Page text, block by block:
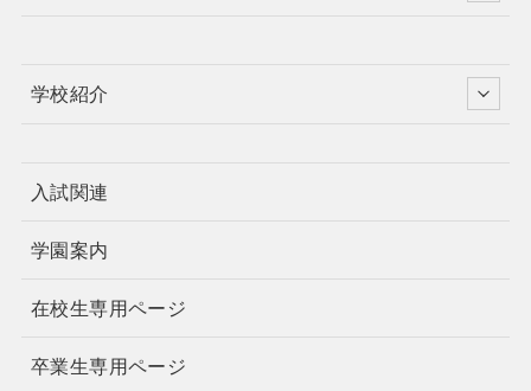
学校紹介
入試関連
学園案内
在校生専用ページ
卒業生専用ページ